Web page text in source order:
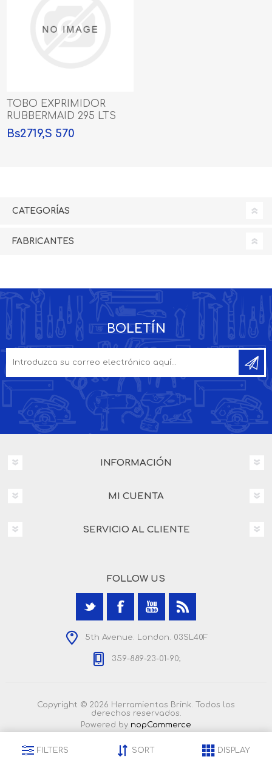
TOBO EXPRIMIDOR
RUBBERMAID 295 LTS
Bs2719,S 570
CATEGORÍAS
FABRICANTES
BOLETÍN
INFORMACIÓN
MI CUENTA
SERVICIO AL CLIENTE
FOLLOW US
5th Avenue. London. 03SL40F
359-889-23-01-90;
Copyright © 2026 Herramientas Brink. Todos los
derechos reservados.
Powered by nopCommerce
FILTERS SORT DISPLAY